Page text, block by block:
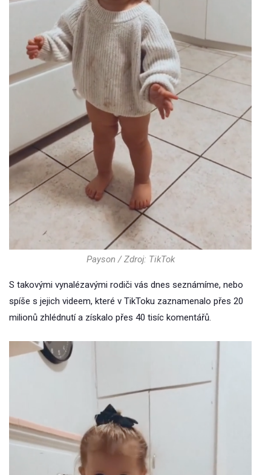
Payson / Zdroj: TikTok
S takovými vynalézavými rodiči vás dnes seznámíme, nebo
spíše s jejich videem, které v TikToku zaznamenalo přes 20
milionů zhlédnutí a získalo přes 40 tisíc komentářů.